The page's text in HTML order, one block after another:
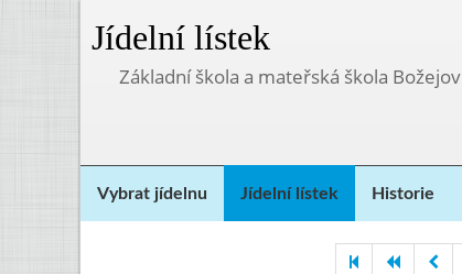
Jídelní lístek
Základní škola a mateřská škola Božejov
Vybrat jídelnu Jídelní lístek Historie